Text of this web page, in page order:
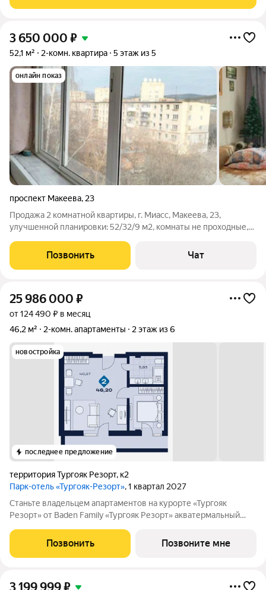
3 650 000 ₽
52,1 м² 2-комн. квартира 5 этаж из 5
онлайн показ
проспект Макеева, 23
Продажа 2 комнатной квартиры, г. Миасс, Макеева, 23,
улучшенной планировки: 52/32/9 м2, комнаты не проходные,
раздельный.Позвонить Чат
25 986 000 ₽
от 124 490 ₽ в месяц
46,2 м²
2-комн. апартаменты 2 этаж из 6
новостройка
последнее предложение
территория Тургояк Резорт, к2
Парк-отель «Тургояк-Резорт», 1 квартал 2027
Станьте владельцем апартаментов на курорте «Тургояк
Резорт» от Badеn Family «Тургояк Резорт» акватермальный
открывается захватывающий вид на второе по чистоте озеро в
России после Байкала. На
Позвонить Позвоните мне
3 199 999₽